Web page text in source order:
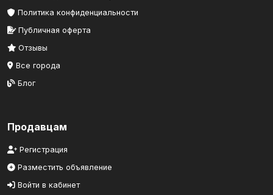
Политика конфиденциальности
Публичная оферта
Отзывы
Все города
Блог
Продавцам
Регистрация
Разместить объявление
Войти в кабинет